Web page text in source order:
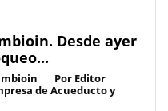
Desde ayer
Por Editor
de Acueducto y